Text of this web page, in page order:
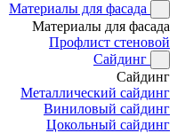
Материалы для фасада
Материалы для фасада
Профлист стеновой
Сайдинг
Сайдинг
Металлический сайдинг
Виниловый сайдинг
Цокольный сайдинг